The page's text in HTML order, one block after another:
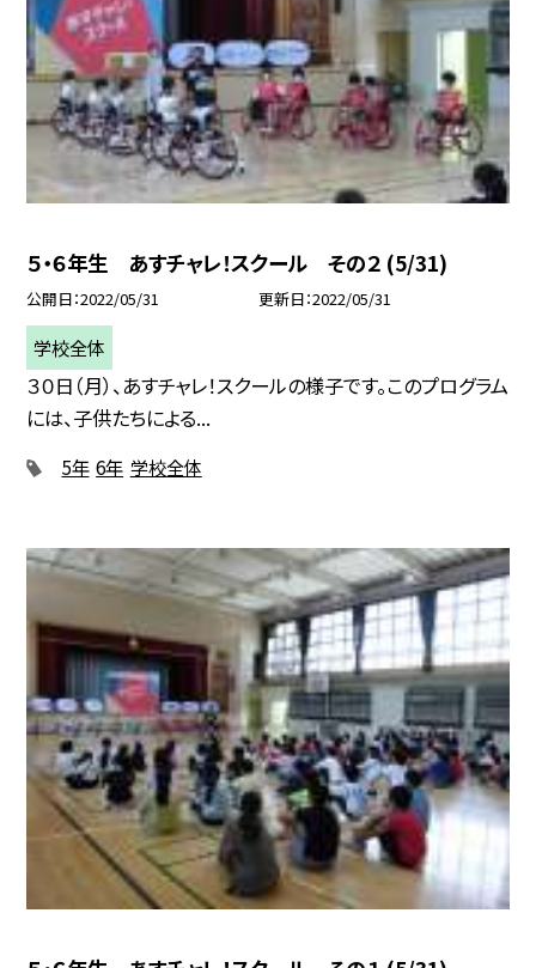
５・６年生 あすチャレ！スクール その２ (5/31)
公開日 2022/05/31 更新日 2022/05/31
学校全体
３０日（月）、あすチャレ！スクールの様子です。このプログラム
には、子供たちによる...
5年 6年 学校全体